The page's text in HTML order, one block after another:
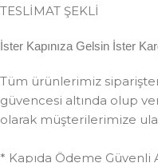
TESLİMAT ŞEKLİ
İster Kapınıza Gelsin İster
Tüm ürünlerimiz
güvencesi altında olup
olarak müşterilerimize
* Kapıda Ödeme Güvenli